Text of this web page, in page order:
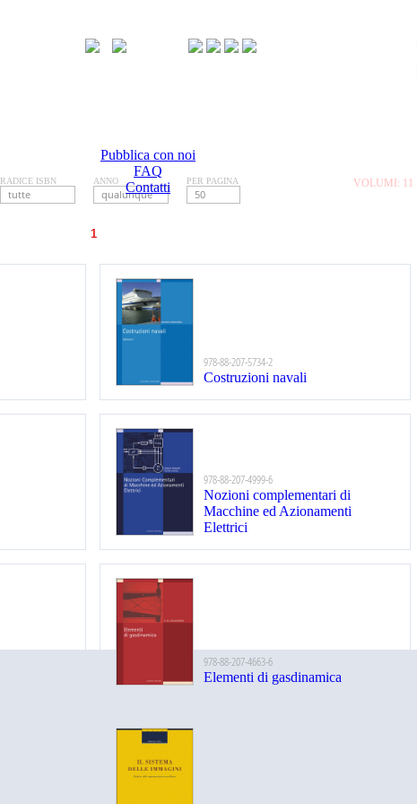
Pubblica con noi
FAQ
Contatti
RADICE ISBN ANNO PER PAGINA VOLUMI: 11
978-88-207-5734-2
Costruzioni navali
978-88-207-4999-6
Nozioni complementari di
Macchine ed Azionamenti
Elettrici
978-88-207-4663-6
Elementi di gasdinamica